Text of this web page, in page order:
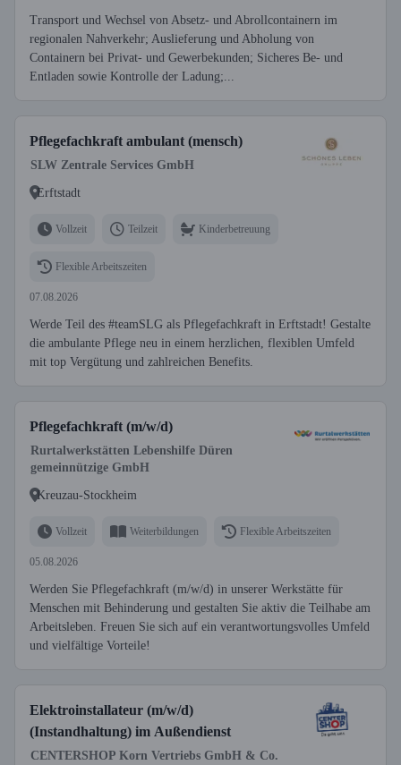
Transport und Wechsel von Absetz- und Abrollcontainern im
regionalen Nahverkehr; Auslieferung und Abholung von
Containern bei Privat- und Gewerbekunden; Sicheres Be- und
Entladen sowie Kontrolle der Ladung;...
Pflegefachkraft ambulant (mensch)
SLW Zentrale Services GmbH
Erftstadt
Vollzeit Teilzeit Kinderbetreuung
Flexible Arbeitszeiten
07.08.2026
Werde Teil des #teamSLG als Pflegefachkraft in Erftstadt! Gestalte
die ambulante Pflege neu in einem herzlichen, flexiblen Umfeld
mit top Vergütung und zahlreichen Benefits.
Pflegefachkraft (m/w/d)
Rurtalwerkstätten Lebenshilfe Düren
gemeinnützige GmbH
Kreuzau-Stockheim
Vollzeit Weiterbildungen Flexible Arbeitszeiten
05.08.2026
Werden Sie Pflegefachkraft (m/w/d) in unserer Werkstätte für
Menschen mit Behinderung und gestalten Sie aktiv die Teilhabe am
Arbeitsleben. Freuen Sie sich auf ein verantwortungsvolles Umfeld
und vielfältige Vorteile!
Elektroinstallateur (m/w/d)
(Instandhaltung) im Außendienst
CENTERSHOP Korn Vertriebs GmbH & Co.